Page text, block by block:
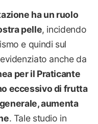
ha un ruolo
pelle, incidendo
e quindi sul
anche da
per il Praticante
eccessivo di frutta
aumenta
. Tale studio in